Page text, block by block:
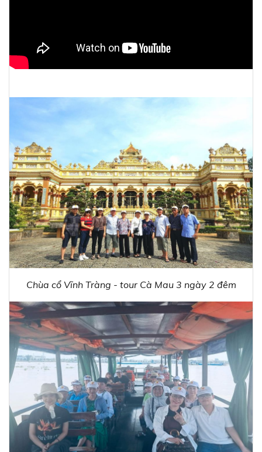
Chùa cổ Vĩnh Tràng - tour Cà Mau 3 ngày 2 đêm